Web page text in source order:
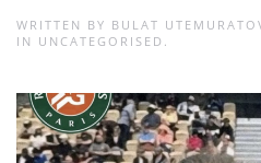
WRITTEN BY BULAT
IN UNCATEGORISED